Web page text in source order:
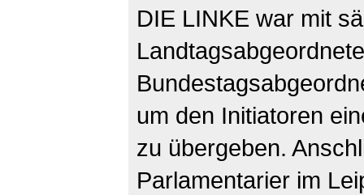
DIE LINKE war mit
um den Initiatoren
zu übergeben.
Parlamentarier im